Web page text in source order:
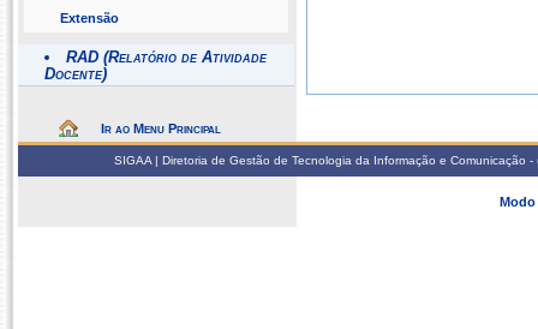
Extensão
RAD (Relatório de Atividade
Docente)
Ir ao Menu Principal
SIGAA | Diretoria de Gestão de Tecnologia da Informação e
Modo